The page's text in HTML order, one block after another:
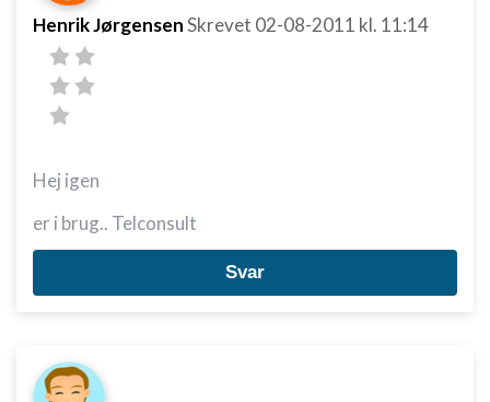
Henrik JørgensenSkrevet 02-08-2011 kl. 11:14
Hej igen
er i brug.. Telconsult
Svar